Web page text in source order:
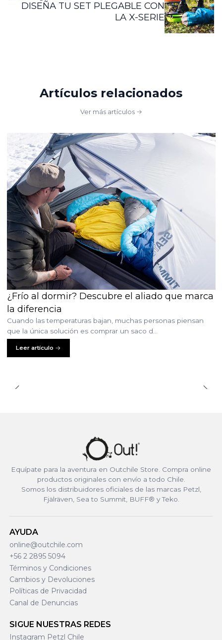
DISEÑA TU SET PLEGABLE CON
LA X-SERIE
Artículos relacionados
Ver más artículos
¿Frío al dormir? Descubre el aliado que marca
la diferencia
Cuando las temperaturas bajan, muchas personas piensan
que la única solución es comprar un saco d...
Leer artículo
Equípate para la aventura en Outchile Store. Compra online
productos originales con envío a todo Chile.
Somos los distribuidores oficiales de las marcas Petzl,
Fjälräven, Sea to Summit, BUFF® y Teko.
AYUDA
online@outchile.com
+56 2 2895 5094
Términos y Condiciones
Cambios y Devoluciones
Políticas de Privacidad
Canal de Denuncias
SIGUE NUESTRAS REDES
Instagram Petzl Chile